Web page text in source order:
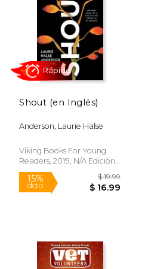
Rápido
Shout (en Inglés)
Anderson, Laurie Halse
Viking Books For Young
Readers, 2019, N/A Edición,
Tapa Dura, Nuevo